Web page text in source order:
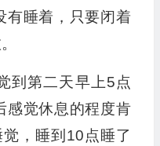
有睡着，只要闭着
到第二天早上5点
感觉休息的程度肯
，睡到10点睡了